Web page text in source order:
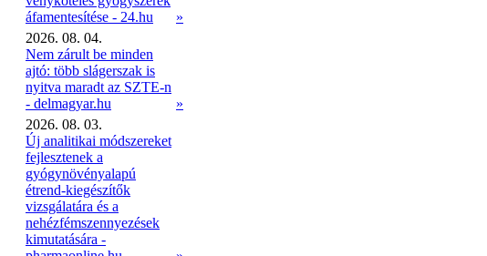
áfamentesítése - 24.hu
»
2026. 08. 04.
Nem zárult be minden
ajtó: több slágerszak is
nyitva maradt az SZTE-n
- delmagyar.hu
»
2026. 08. 03.
Új analitikai módszereket
fejlesztenek a
gyógynövényalapú
étrend-kiegészítők
vizsgálatára és a
nehézfémszennyezések
kimutatására -